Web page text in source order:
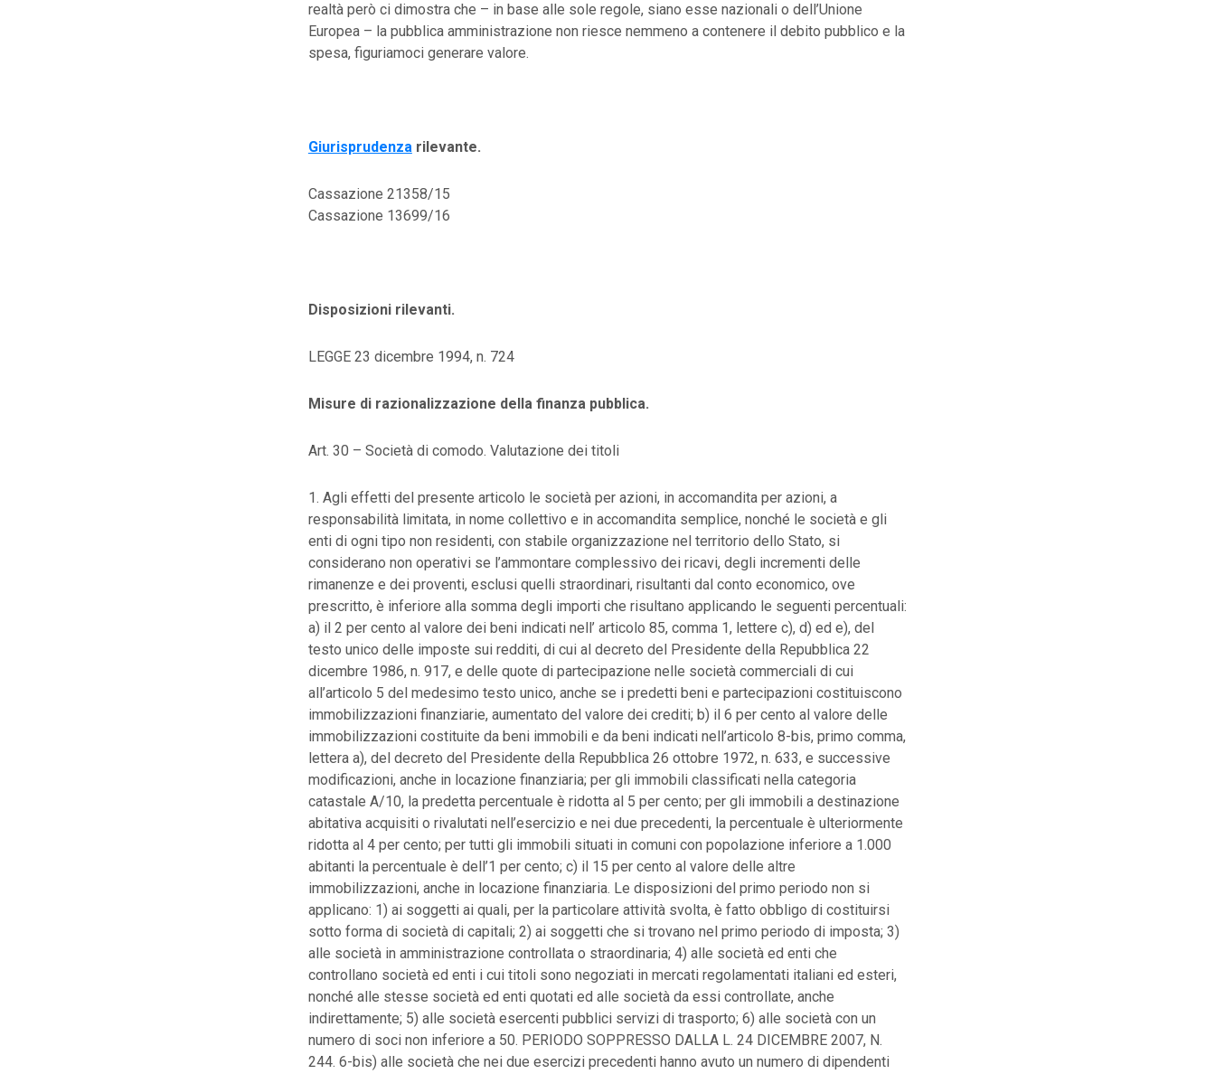
realtà però ci dimostra che – in base alle sole regole, siano esse nazionali o dell’Unione
Europea – la pubblica amministrazione non riesce nemmeno a contenere il debito pubblico e la
spesa, figuriamoci generare valore.
Giurisprudenzarilevante.
Cassazione 21358/15
Cassazione 13699/16
Disposizioni rilevanti.
LEGGE 23 dicembre 1994, n. 724
Misure di razionalizzazione della finanza pubblica.
Art. 30 – Società di comodo. Valutazione dei titoli
1. Agli effetti del presente articolo le società per azioni, in accomandita per azioni, a
responsabilità limitata, in nome collettivo e in accomandita semplice, nonché le società e gli
enti di ogni tipo non residenti, con stabile organizzazione nel territorio dello Stato, si
considerano non operativi se l’ammontare complessivo dei ricavi, degli incrementi delle
rimanenze e dei proventi, esclusi quelli straordinari, risultanti dal conto economico, ove
prescritto, è inferiore alla somma degli importi che risultano applicando le seguenti percentuali:
a) il 2 per cento al valore dei beni indicati nell’ articolo 85, comma 1, lettere c), d) ed e), del
testo unico delle imposte sui redditi, di cui al decreto del Presidente della Repubblica 22
dicembre 1986, n. 917, e delle quote di partecipazione nelle società commerciali di cui
all’articolo 5 del medesimo testo unico, anche se i predetti beni e partecipazioni costituiscono
immobilizzazioni finanziarie, aumentato del valore dei crediti; b) il 6 per cento al valore delle
immobilizzazioni costituite da beni immobili e da beni indicati nell’articolo 8-bis, primo comma,
lettera a), del decreto del Presidente della Repubblica 26 ottobre 1972, n. 633, e successive
modificazioni, anche in locazione finanziaria; per gli immobili classificati nella categoria
catastale A/10, la predetta percentuale è ridotta al 5 per cento; per gli immobili a destinazione
abitativa acquisiti o rivalutati nell’esercizio e nei due precedenti, la percentuale è ulteriormente
ridotta al 4 per cento; per tutti gli immobili situati in comuni con popolazione inferiore a 1.000
abitanti la percentuale è dell’1 per cento; c) il 15 per cento al valore delle altre
immobilizzazioni, anche in locazione finanziaria. Le disposizioni del primo periodo non si
applicano: 1) ai soggetti ai quali, per la particolare attività svolta, è fatto obbligo di costituirsi
sotto forma di società di capitali; 2) ai soggetti che si trovano nel primo periodo di imposta; 3)
alle società in amministrazione controllata o straordinaria; 4) alle società ed enti che
controllano società ed enti i cui titoli sono negoziati in mercati regolamentati italiani ed esteri,
nonché alle stesse società ed enti quotati ed alle società da essi controllate, anche
indirettamente; 5) alle società esercenti pubblici servizi di trasporto; 6) alle società con un
numero di soci non inferiore a 50. PERIODO SOPPRESSO DALLA L. 24 DICEMBRE 2007, N.
244. 6-bis) alle società che nei due esercizi precedenti hanno avuto un numero di dipendenti